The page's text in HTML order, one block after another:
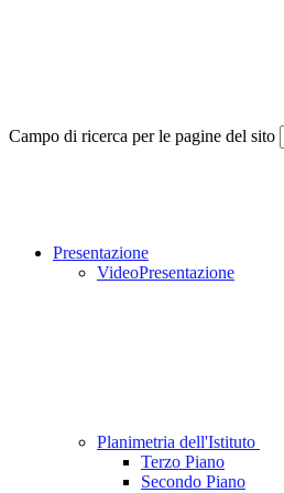
Campo di ricerca per le pagine del sito
Presentazione
VideoPresentazione
Planimetria dell'Istituto
Terzo Piano
Secondo Piano